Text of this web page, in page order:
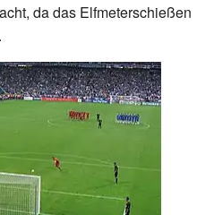
da das Elfmeterschießen